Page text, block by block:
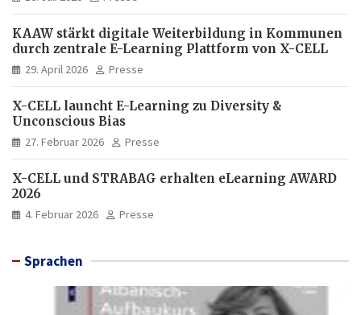
KAAW stärkt digitale Weiterbildung in Kommunen
durch zentrale E-Learning Plattform von X-CELL
29. April 2026 Presse
X-CELL launcht E-Learning zu Diversity &
Unconscious Bias
27. Februar 2026 Presse
X-CELL und STRABAG erhalten eLearning AWARD
2026
4. Februar 2026 Presse
Sprachen